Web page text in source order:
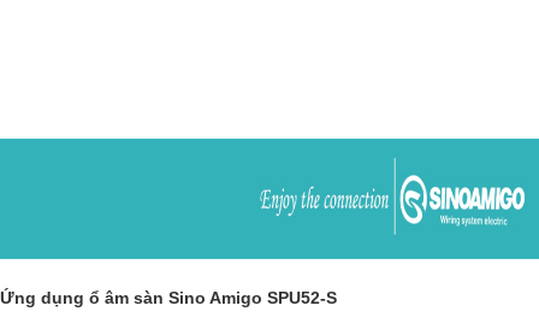
Ứng dụng ổ âm sàn Sino Amigo SPU52-S